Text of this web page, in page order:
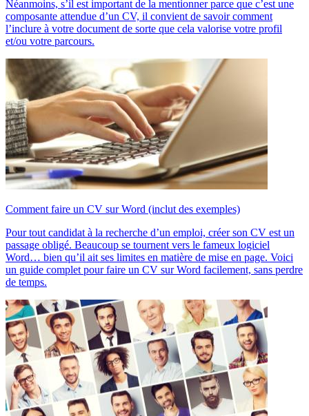
Néanmoins, s’il est important de la mentionner parce que c’est une
composante attendue d’un CV, il convient de savoir comment
l’inclure à votre document de sorte que cela valorise votre profil
et/ou votre parcours.
Comment faire un CV sur Word (inclut des exemples)
Pour tout candidat à la recherche d’un emploi, créer son CV est un
passage obligé. Beaucoup se tournent vers le fameux logiciel
Word… bien qu’il ait ses limites en matière de mise en page. Voici
un guide complet pour faire un CV sur Word facilement, sans perdre
de temps.